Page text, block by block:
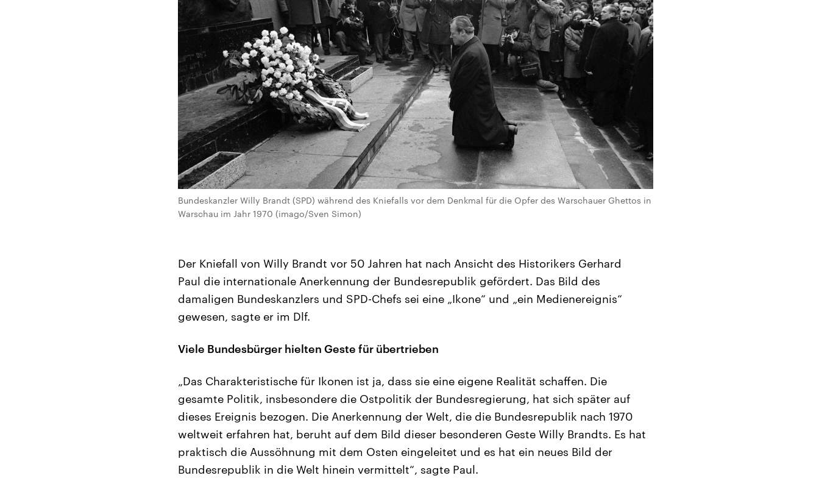
Bundeskanzler Willy Brandt (SPD) während des Kniefalls vor dem Denkmal für die Opfer des Warschauer Ghettos in
Warschau im Jahr 1970 (imago/Sven Simon)
Der Kniefall von Willy Brandt vor 50 Jahren hat nach Ansicht des Historikers Gerhard
Paul die internationale Anerkennung der Bundesrepublik gefördert. Das Bild des
damaligen Bundeskanzlers und SPD-Chefs sei eine „Ikone“ und „ein Medienereignis“
gewesen, sagte er im Dlf.
Viele Bundesbürger hielten Geste für übertrieben
„Das Charakteristische für Ikonen ist ja, dass sie eine eigene Realität schaffen. Die
gesamte Politik, insbesondere die Ostpolitik der Bundesregierung, hat sich später auf
dieses Ereignis bezogen. Die Anerkennung der Welt, die die Bundesrepublik nach 1970
weltweit erfahren hat, beruht auf dem Bild dieser besonderen Geste Willy Brandts. Es hat
praktisch die Aussöhnung mit dem Osten eingeleitet und es hat ein neues Bild der
Bundesrepublik in die Welt hinein vermittelt“, sagte Paul.